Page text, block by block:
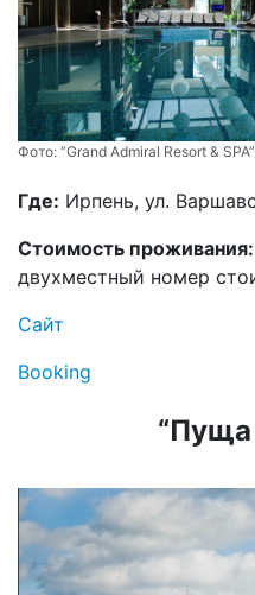
Фото: “Grand Admiral Resort & SPA”
Где: Ирпень, ул.
Стоимость проживания:
двухместный номер
Сайт
Booking
“Пуща